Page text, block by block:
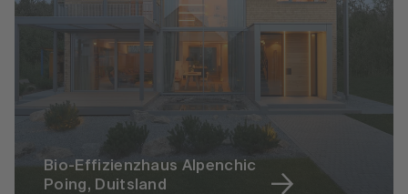
Bio-Effizienzhaus Alpenchic
Poing, Duitsland